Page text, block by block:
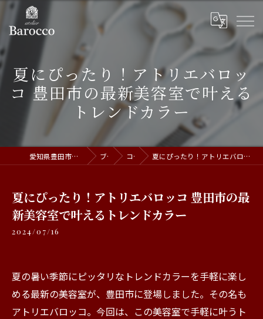
夏にぴったり！アトリエバロッ
コ 豊田市の最新美容室で叶える
トレンドカラー
愛知県豊田市の美容室ならatelier Barocco ブログ コラム 夏にぴったり！アトリエバロッコ 豊田市の最新美容室で叶えるトレンドカラー
夏にぴったり！アトリエバロッコ 豊田市の最
新美容室で叶えるトレンドカラー
2024/07/16
夏の暑い季節にピッタリなトレンドカラーを手軽に楽し
める最新の美容室が、豊田市に登場しました。その名も
アトリエバロッコ。今回は、この美容室で手軽に叶うト